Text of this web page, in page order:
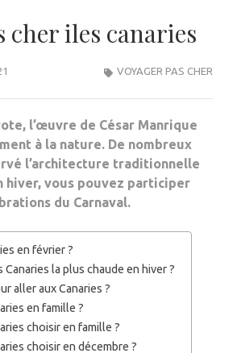
cher iles canaries
VOYAGER PAS CHER
l’œuvre de César Manrique
à la nature. De nombreux
l’architecture traditionnelle
hiver, vous pouvez participer
du Carnaval.
en février ?
Canaries la plus chaude en hiver ?
aller aux Canaries ?
en famille ?
choisir en famille ?
choisir en décembre ?